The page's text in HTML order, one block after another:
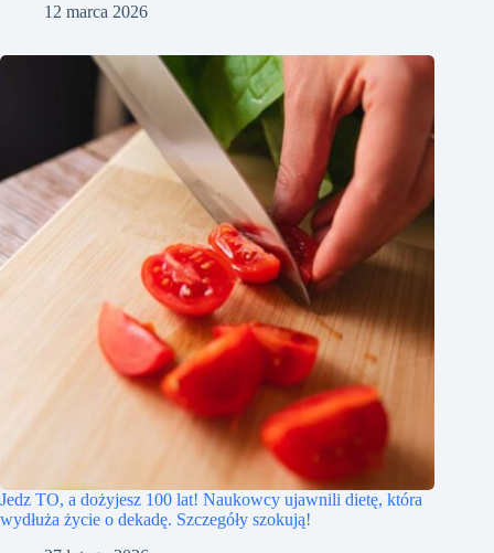
12 marca 2026
Jedz TO, a dożyjesz 100 lat! Naukowcy ujawnili dietę, która
wydłuża życie o dekadę. Szczegóły szokują!